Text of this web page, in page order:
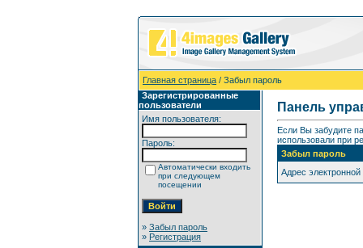
Главная страница / Забыл пароль
Зарегистрированные
пользователи
Имя пользователя:
Пароль:
Автоматически входить
при следующем
посещении
» Забыл пароль
» Регистрация
Панель
Если Вы забудите
использовали при
Забыл пароль
Адрес